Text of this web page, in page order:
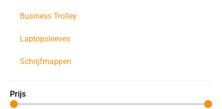
Business Trolley
Laptopsleeves
Schrijfmappen
Prijs